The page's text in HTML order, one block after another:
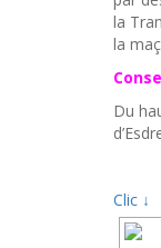
la
la
Du
Clic ↓